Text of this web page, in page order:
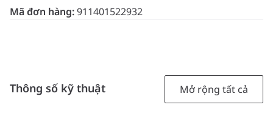
Mã đơn hàng:911401522932
Thông số kỹ thuật Mở rộng tất cả